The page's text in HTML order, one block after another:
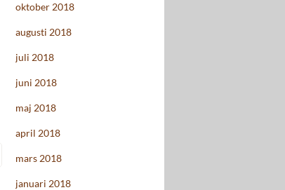
oktober 2018
augusti 2018
juli 2018
juni 2018
maj 2018
april 2018
mars 2018
januari 2018